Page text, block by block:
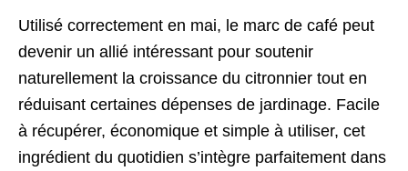
Utilisé correctement en mai, le marc de café peut
devenir un allié intéressant pour soutenir
naturellement la croissance du citronnier tout en
réduisant certaines dépenses de jardinage. Facile
à récupérer, économique et simple à utiliser, cet
ingrédient du quotidien s’intègre parfaitement dans